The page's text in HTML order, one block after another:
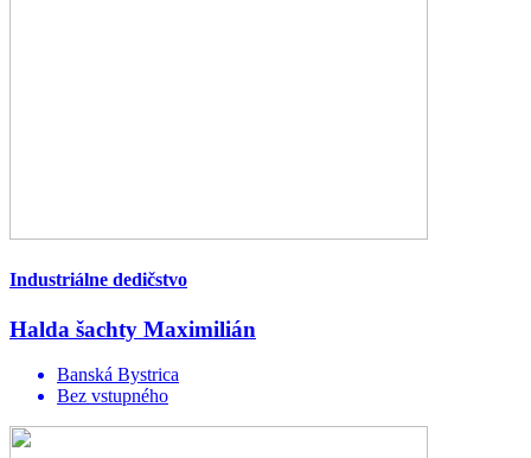
Industriálne dedičstvo
Halda šachty Maximilián
Banská Bystrica
Bez vstupného